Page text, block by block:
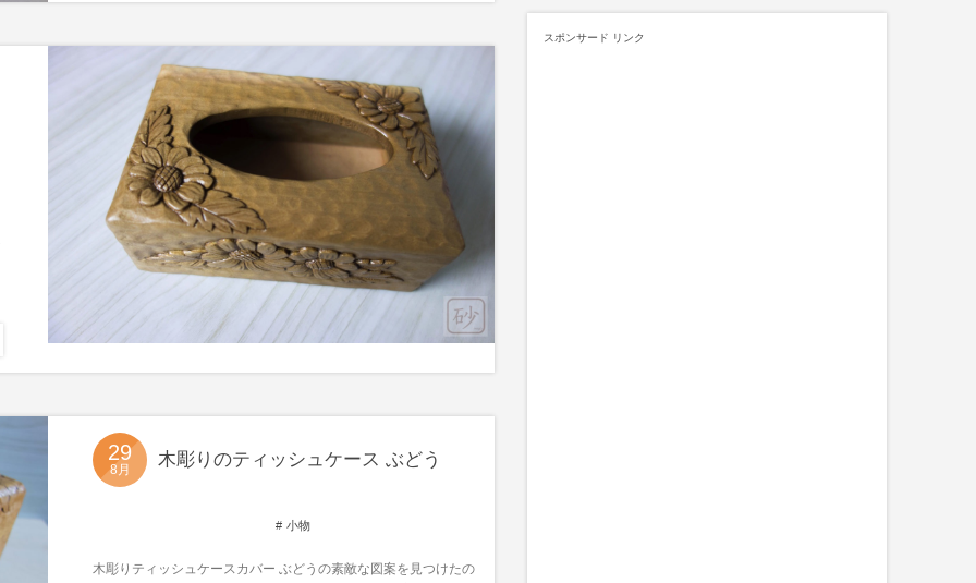
29
8月 木彫りのティッシュケース ぶどう
小物
木彫りティッシュケースカバー ぶどうの素敵な図案を見つけたの
スポンサード リンク